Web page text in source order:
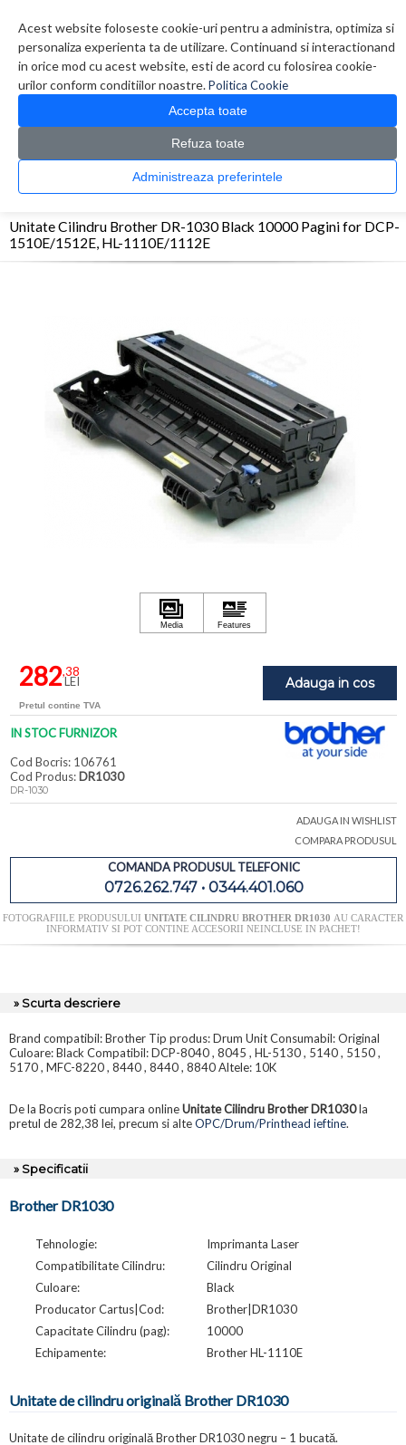
Acest website foloseste cookie-uri pentru a administra, optimiza si
personaliza experienta ta de utilizare. Continuand si interactionand
in orice mod cu acest website, esti de acord cu folosirea cookie-
urilor conform conditiilor noastre.Politica Cookie
Accepta toate
Refuza toate
Administreaza preferintele
0 produs(e)
CATALOG PRODUSE
Consumabile originale > OPC/Drum/Printhead
Unitate Cilindru Brother DR-1030 Black 10000 Pagini for DCP-
1510E/1512E, HL-1110E/1112E
Adauga in cos
282,38
LEI
Pretul contine TVA
IN STOC FURNIZOR
Cod Bocris: 106761
Cod Produs: DR1030
DR-1030
ADAUGA IN WISHLIST
COMPARA PRODUSUL
COMANDA PRODUSUL TELEFONIC
0726.262.747 • 0344.401.060
FOTOGRAFIILE PRODUSULUI UNITATE CILINDRU BROTHER DR1030 AU CARACTER
INFORMATIV SI POT CONTINE ACCESORII NEINCLUSE IN PACHET!
» Scurta descriere
Brand compatibil: Brother Tip produs: Drum Unit Consumabil: Original
Culoare: Black Compatibil: DCP-8040 , 8045 , HL-5130 , 5140 , 5150 ,
5170 , MFC-8220 , 8440 , 8440 , 8840 Altele: 10K
De la Bocris poti cumpara onlineUnitate Cilindru Brother DR1030la
pretul de 282,38 lei, precum si alteOPC/Drum/Printhead ieftine.
» Specificatii
Brother DR1030
Tehnologie:
Imprimanta Laser
Compatibilitate Cilindru:
Cilindru Original
Culoare:
Black
Producator Cartus|Cod:
Brother|DR1030
Capacitate Cilindru (pag):
10000
Echipamente:
Brother HL-1110E
Unitate de cilindru originală Brother DR1030
Unitate de cilindru originală Brother DR1030 negru – 1 bucată.